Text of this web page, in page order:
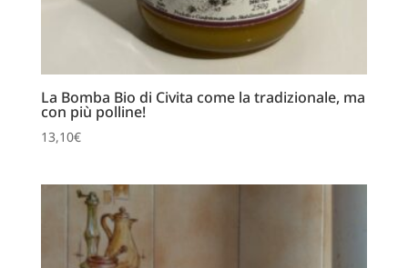
La Bomba Bio di Civita come la tradizionale, ma
con più polline!
13,10€